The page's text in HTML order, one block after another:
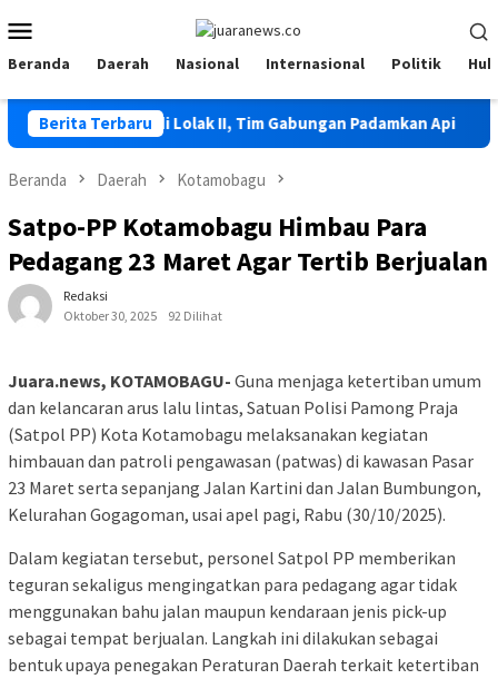
ke
kontenMobile
Beranda Daerah Nasional Internasional Politik
Berita Terbaru
Terjadi di Lolak II, Tim Gabungan Padamkan Api
Beranda Daerah Kotamobagu
Satpo-PP Kotamobagu Himbau Para
Pedagang 23 Maret Agar Tertib Berjualan
Redaksi
Oktober 30, 2025
92 Dilihat
Juara.news, KOTAMOBAGU- Guna menjaga ketertiban umum
dan kelancaran arus lalu lintas, Satuan Polisi Pamong Praja
(Satpol PP) Kota Kotamobagu melaksanakan kegiatan
himbauan dan patroli pengawasan (patwas) di kawasan Pasar
23 Maret serta sepanjang Jalan Kartini dan Jalan Bumbungon,
Kelurahan Gogagoman, usai apel pagi, Rabu (30/10/2025).
Dalam kegiatan tersebut, personel Satpol PP memberikan
teguran sekaligus mengingatkan para pedagang agar tidak
menggunakan bahu jalan maupun kendaraan jenis pick-up
sebagai tempat berjualan. Langkah ini dilakukan sebagai
bentuk upaya penegakan Peraturan Daerah terkait ketertiban